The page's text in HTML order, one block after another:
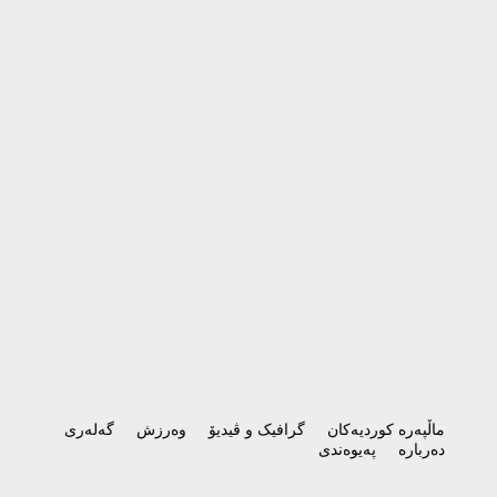
ماڵپەرە کوردیەکان گرافیک و ڤیدیۆ وەرزش
گەلەری
دەربارە
پەیوەندی